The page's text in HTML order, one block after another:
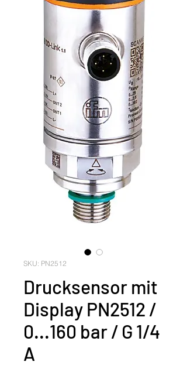
SKU: PN2512
Drucksensor mit
Display PN2512 /
0...160 bar / G 1/4
A